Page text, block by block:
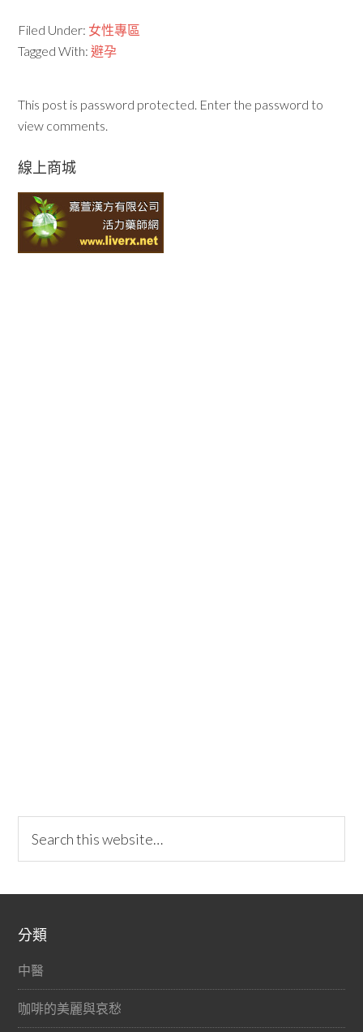
Filed Under: 女性專區
Tagged With:避孕
This post is password protected. Enter the password to
view comments.
線上商城
分類
中醫
咖啡的美麗與哀愁